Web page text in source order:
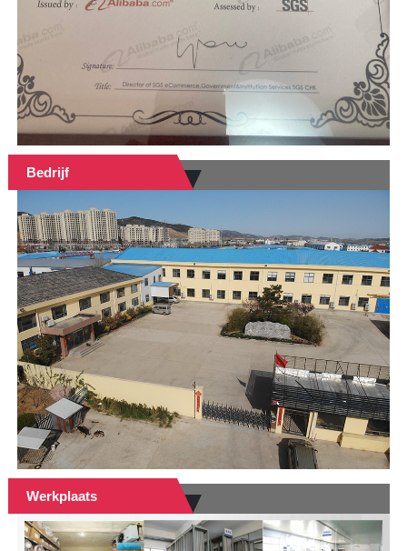
Bedrijf
Werkplaats